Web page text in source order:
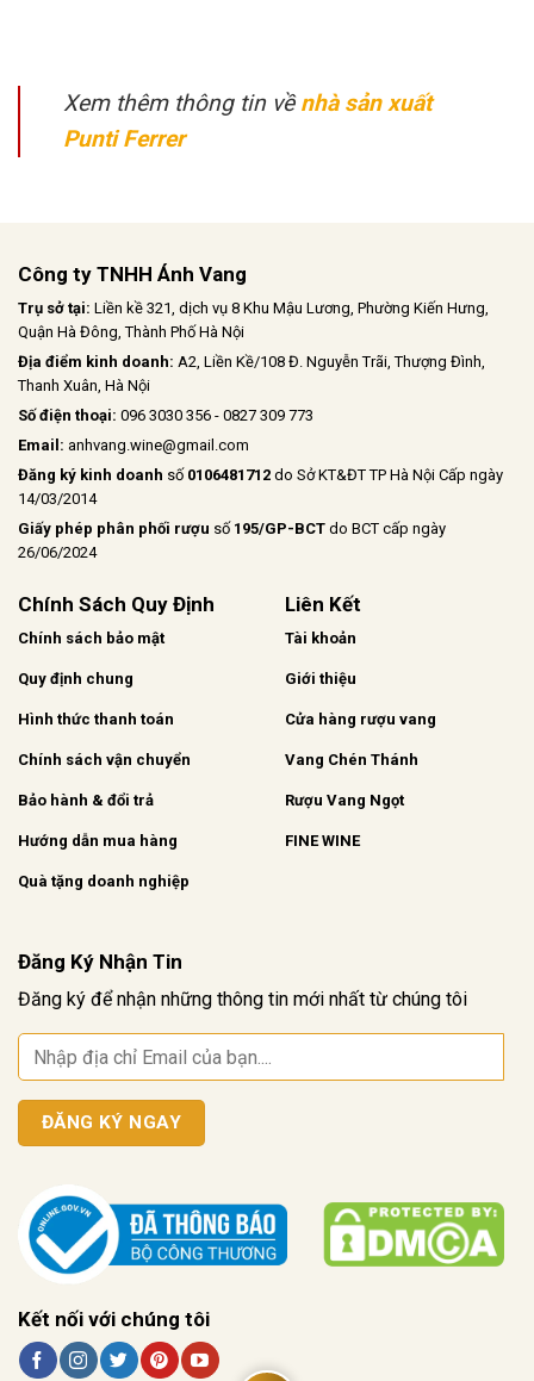
Xem thêm thông tin vềnhà sản xuất
Punti Ferrer
Công ty TNHH Ánh Vang
Trụ sở tại: Liền kề 321, dịch vụ 8 Khu Mậu Lương, Phường Kiến Hưng,
Quận Hà Đông, Thành Phố Hà Nội
Địa điểm kinh doanh: A2, Liền Kề/108 Đ. Nguyễn Trãi, Thượng Đình,
Thanh Xuân, Hà Nội
Số điện thoại: 096 3030 356 - 0827 309 773
Email: anhvang.wine@gmail.com
Đăng ký kinh doanh số 0106481712 do Sở KT&ĐT TP Hà Nội Cấp ngày
14/03/2014
Giấy phép phân phối rượu số 195/GP-BCT do BCT cấp ngày
26/06/2024
Chính Sách Quy Định
Chính sách bảo mật
Quy định chung
Hình thức thanh toán
Chính sách vận chuyển
Bảo hành & đổi trả
Hướng dẫn mua hàng
Quà tặng doanh nghiệp
Liên Kết
Tài khoản
Giới thiệu
Cửa hàng rượu vang
Vang Chén Thánh
Rượu Vang Ngọt
FINE WINE
Đăng Ký Nhận Tin
Đăng ký để nhận những thông tin mới nhất từ chúng tôi
Kết nối với chúng tôi